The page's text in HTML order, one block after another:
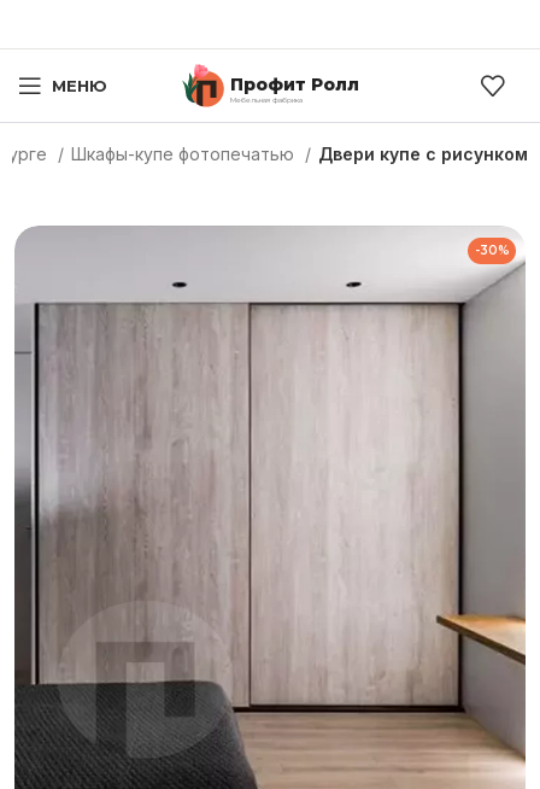
МЕНЮ Профит Ролл
Мебельная фабрика
Шкафы-купе фотопечатью Двери купе с рисунком
-30%